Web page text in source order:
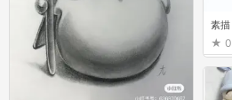
素描
0